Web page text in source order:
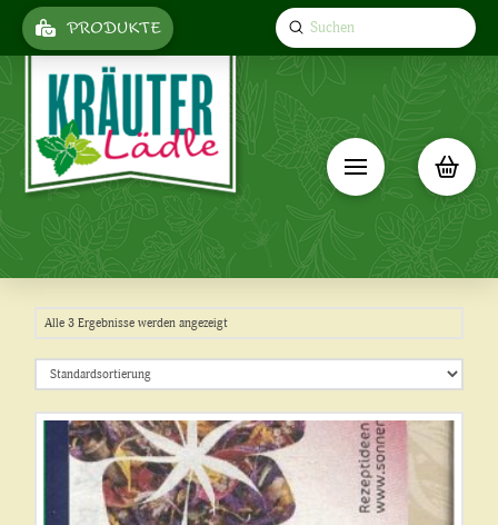
PRODUKTE Search
Submit
Alle 3 Ergebnisse werden angezeigt